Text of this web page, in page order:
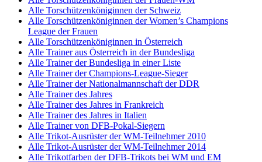
Alle Torschützenköniginnen der Schweiz
Alle Torschützenköniginnen der Women’s Champions
League der Frauen
Alle Torschützenköniginnen in Österreich
Alle Trainer aus Österreich in der Bundesliga
Alle Trainer der Bundesliga in einer Liste
Alle Trainer der Champions-League-Sieger
Alle Trainer der Nationalmannschaft der DDR
Alle Trainer des Jahres
Alle Trainer des Jahres in Frankreich
Alle Trainer des Jahres in Italien
Alle Trainer von DFB-Pokal-Siegern
Alle Trikot-Ausrüster der WM-Teilnehmer 2010
Alle Trikot-Ausrüster der WM-Teilnehmer 2014
Alle Trikotfarben der DFB-Trikots bei WM und EM